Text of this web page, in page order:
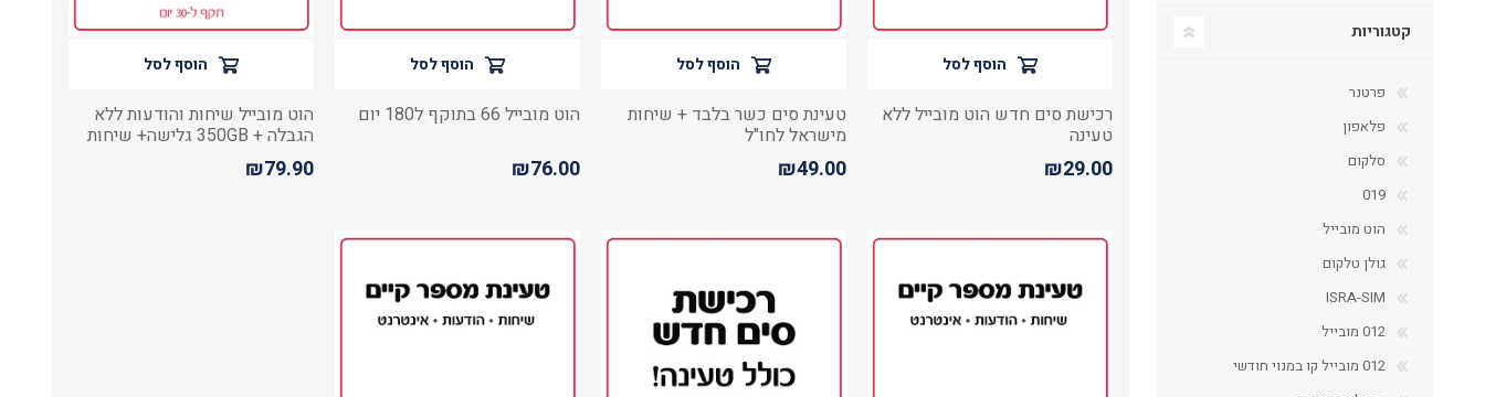
רכישת סים חדש הוט מובייל ללא
טעינה
₪29.00
הוסף לסל
טעינת סים כשר בלבד + שיחות
מישראל לחו"ל
₪49.00
הוסף לסל
הוט מובייל 66 בתוקף ל180 יום
₪76.00
הוסף לסל
הוט מובייל שיחות והודעות ללא
הגבלה + 350GB גלישה+ שיחות
לחו"ל
₪79.90
הוסף לסל
קטגוריות
פרטנר
פלאפון
סלקום
019
הוט מובייל
גולן טלקום
ISRA-SIM
012 מובייל
012 מובייל קו במנוי חודשי